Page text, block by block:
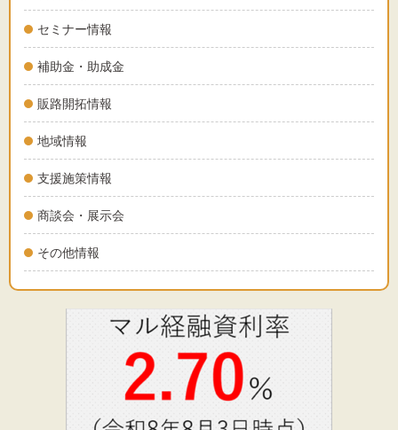
セミナー情報
補助金・助成金
販路開拓情報
地域情報
支援施策情報
商談会・展示会
その他情報